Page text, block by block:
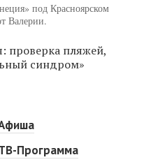
под Красноярском
Валерии.
проверка пляжей,
синдром»
Программа